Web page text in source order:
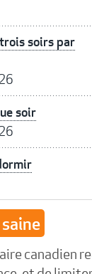
soirs par
soir
canadien